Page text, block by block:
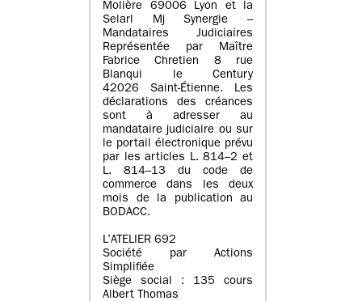
Molière 69006 Lyon et la
Selarl Mj Synergie –
Mandataires Judiciaires
Représentée par Maître
Fabrice Chretien 8 rue
Blanqui le Century
42026 Saint-Étienne. Les
déclarations des créances
sont à adresser au
mandataire judiciaire ou sur
le portail électronique prévu
par les articles L. 814–2 et
L. 814–13 du code de
commerce dans les deux
mois de la publication au
BODACC.
L’ATELIER 692
Société par Actions
Simplifiée
Siège social : 135 cours
Albert Thomas